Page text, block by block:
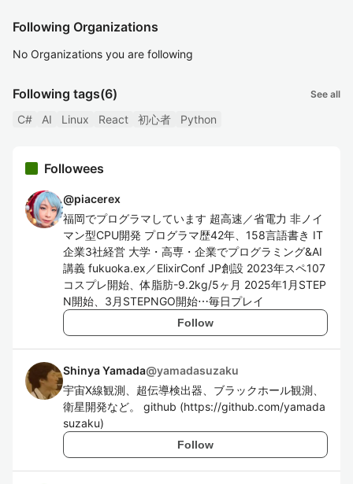
Following Organizations
No Organizations you are following
Following tags(6) See all
C# AI Linux React 初心者 Python
Followees
@piacerex
福岡でプログラマしています 超高速／省電力 非ノイ
マン型CPU開発 プログラマ歴42年、158言語書き IT
企業3社経営 大学・高専・企業でプログラミング&AI
講義 fukuoka.ex／ElixirConf JP創設 2023年スペ107
コスプレ開始、体脂肪-9.2kg/5ヶ月 2025年1月STEP
N開始、3月STEPNGO開始⋯毎日プレイ
Follow
Shinya Yamada@yamadasuzaku
宇宙X線観測、超伝導検出器、ブラックホール観測、
衛星開発など。 github (https://github.com/yamada
suzaku)
Follow